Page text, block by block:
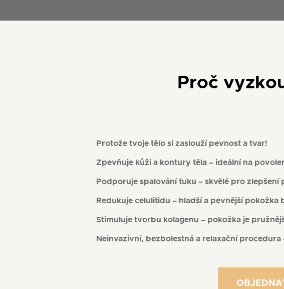
Proč
Protože tvoje tělo si zaslouží pevnost a tvar!
Zpevňuje kůži a kontury těla – ideální na
Podporuje spalování tuku – skvělé pro
Redukuje celulitidu – hladší a pevnější pokožka
Stimuluje tvorbu kolagenu – pokožka je
Neinvazivní, bezbolestná a relaxační